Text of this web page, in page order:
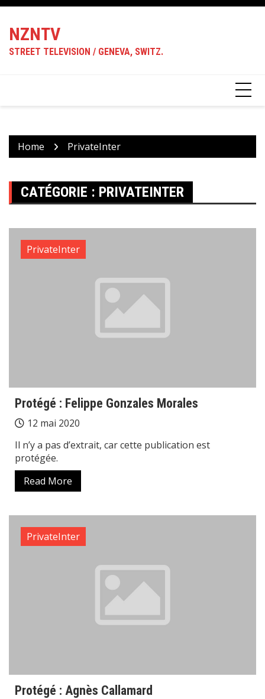
Skip
content
NZNTV
STREET TELEVISION / GENEVA, SWITZ.
Home PrivateInter
CATÉGORIE : PRIVATEINTER
PrivateInter
Protégé : Felippe Gonzales Morales
12 mai 2020
Il n’y a pas d’extrait, car cette publication est
protégée.
Read More
PrivateInter
Protégé : Agnès Callamard